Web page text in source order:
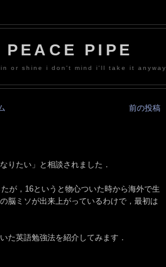
PEACE PIPE
or shine i don't mind i'll take it anyway
前の投稿
りたい」と相談されました．
が，16というと物心ついた時から海外で生
脳ミソが出来上がっているわけで，最初は
た英語勉強法を紹介してみます．